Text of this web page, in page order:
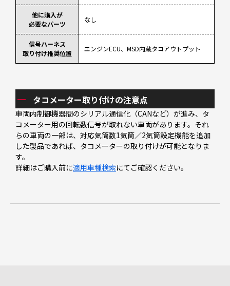
他に購入が
必要なパーツ
なし
信号ハーネス
取り付け推奨位置
エンジンECU、MSD内蔵タコアウトプット
タコメーター取り付けの注意点
車両内制御機器間のシリアル通信化（CANなど）が進み、タ
コメーター用の回転数信号が取れない車両があります。それ
らの車両の一部は、対応気筒数1気筒／2気筒設定機能を追加
した製品であれば、タコメーターの取り付けが可能となりま
す。
詳細はご購入前に適用車種検索にてご確認ください。